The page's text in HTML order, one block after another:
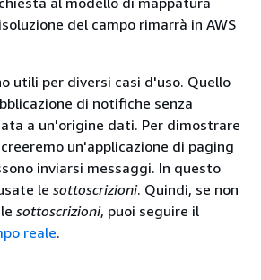
del campo rimarrà in AWS
utili per diversi casi d'uso. Quello
di notifiche senza
a un'origine dati. Per dimostrare
un'applicazione di paging
inviarsi messaggi. In questo
le sottoscrizioni. Quindi, se non
sottoscrizioni, puoi seguire il
reale.